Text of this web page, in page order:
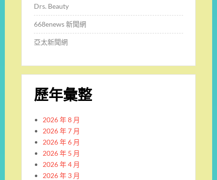
Drs. Beauty
668enews 新聞網
亞太新聞網
歷年彙整
2026 年 8 月
2026 年 7 月
2026 年 6 月
2026 年 5 月
2026 年 4 月
2026 年 3 月